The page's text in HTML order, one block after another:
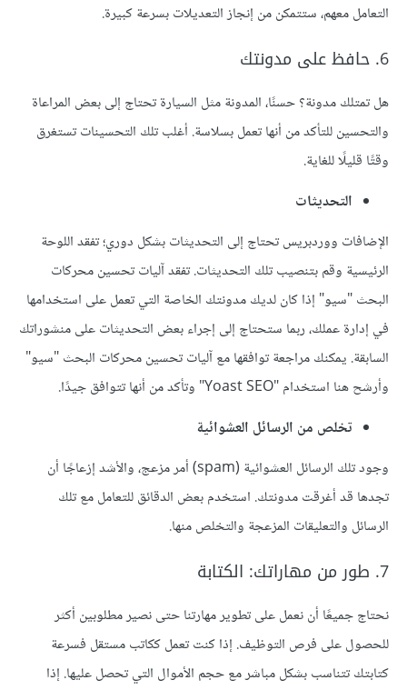
التعامل معهم، ستتمكن من إنجاز التعديلات بسرعة كبيرة.
6. حافظ على مدونتك
هل تمتلك مدونة؟ حسنًا، المدونة مثل السيارة تحتاج إلى بعض المراعاة
والتحسين للتأكد من أنها تعمل بسلاسة. أغلب تلك التحسينات تستغرق
وقتًا قليلًا للغاية.
التحديثات
الإضافات ووردبريس تحتاج إلى التحديثات بشكل دوري؛ تفقد اللوحة
الرئيسية وقم بتنصيب تلك التحديثات. تفقد آليات تحسين محركات
البحث "سيو" إذا كان لديك مدونتك الخاصة التي تعمل على استخدامها
في إدارة عملك، ربما ستحتاج إلى إجراء بعض التحديثات على منشوراتك
السابقة. يمكنك مراجعة توافقها مع آليات تحسين محركات البحث "سيو"
وأرشح هنا استخدام "Yoast SEO" وتأكد من أنها تتوافق جيدًا.
تخلص من الرسائل العشوائية
وجود تلك الرسائل العشوائية (spam) أمر مزعج، والأشد إزعاجًا أن
تجدها قد أغرقت مدونتك. استخدم بعض الدقائق للتعامل مع تلك
الرسائل والتعليقات المزعجة والتخلص منها.
7. طور من مهاراتك: الكتابة
نحتاج جميعًا أن نعمل على تطوير مهارتنا حتى نصير مطلوبين أكثر
للحصول على فرص التوظيف. إذا كنت تعمل ككاتب مستقل فسرعة
كتابتك تتناسب بشكل مباشر مع حجم الأموال التي تحصل عليها. إذا